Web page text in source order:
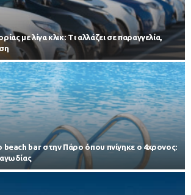
με λίγα κλικ: Τι αλλάζει σε παραγγελία,
beach bar στην Πάρο όπου πνίγηκε ο 4χρονος: